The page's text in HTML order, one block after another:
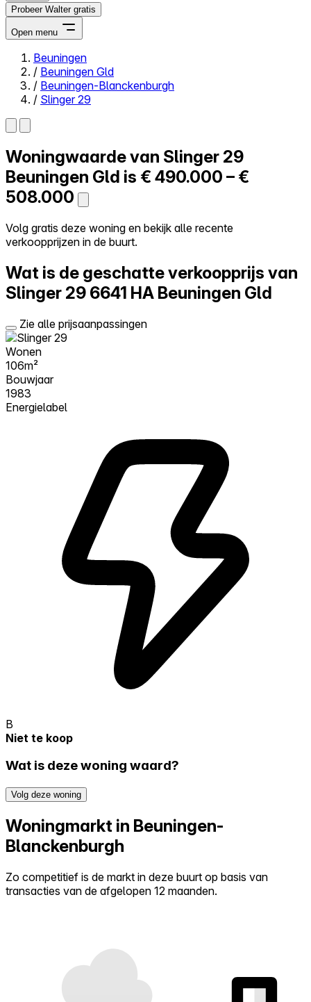
Probeer Walter gratis
Open menu
Close menu
Zelf kopen
Alles-in-één
Reviews
Prijzen
Log in
Probeer Walter gratis
Beuningen
/ Beuningen Gld
/ Beuningen-Blanckenburgh
/ Slinger 29
Woningwaarde van Slinger 29
Beuningen Gld is € 490.000 – €
508.000
Volg gratis deze woning en bekijk alle recente
verkoopprijzen in de buurt.
Wat is de geschatte verkoopprijs van
Slinger 29 6641 HA Beuningen Gld
Zie alle prijsaanpassingen
Wonen
106m²
Bouwjaar
1983
Energielabel
B
Niet te koop
Wat is deze woning waard?
Volg deze woning
Woningmarkt in Beuningen-
Blanckenburgh
Zo competitief is de markt in deze buurt op basis van
transacties van de afgelopen 12 maanden.